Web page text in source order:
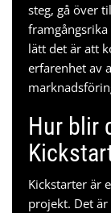
steg, gå över
lätt det är att
erfarenhet av
Hur blir
Kickstarter är
projekt. Det